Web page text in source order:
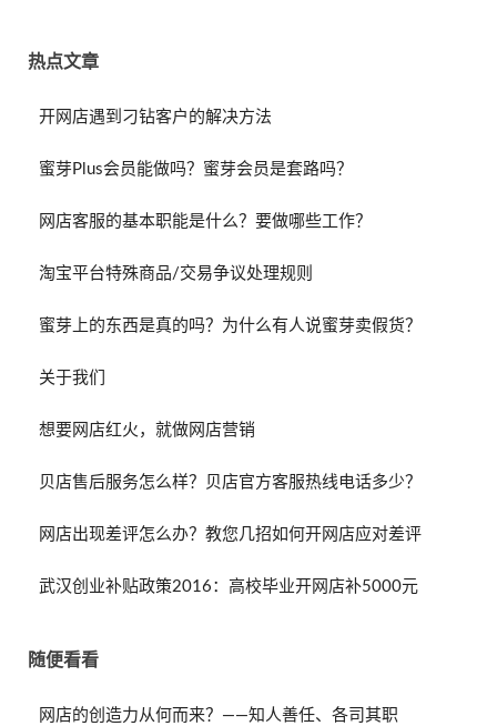
热点文章
开网店遇到刁钻客户的解决方法
蜜芽Plus会员能做吗？蜜芽会员是套路吗？
网店客服的基本职能是什么？要做哪些工作？
淘宝平台特殊商品/交易争议处理规则
蜜芽上的东西是真的吗？为什么有人说蜜芽卖假货？
关于我们
想要网店红火，就做网店营销
贝店售后服务怎么样？贝店官方客服热线电话多少？
网店出现差评怎么办？教您几招如何开网店应对差评
武汉创业补贴政策2016：高校毕业开网店补5000元
随便看看
网店的创造力从何而来？——知人善任、各司其职